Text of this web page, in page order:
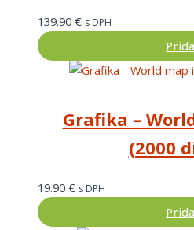
139.90 € s DPH
Grafika –
(2000
19.90 € s DPH